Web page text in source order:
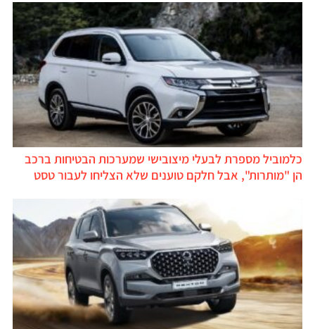
כלמוביל מספרת לבעלי מיצובישי שמערכות הבטיחות ברכב
הן "מותרות", אבל חלקם טוענים שלא הצליחו לעבור טסט